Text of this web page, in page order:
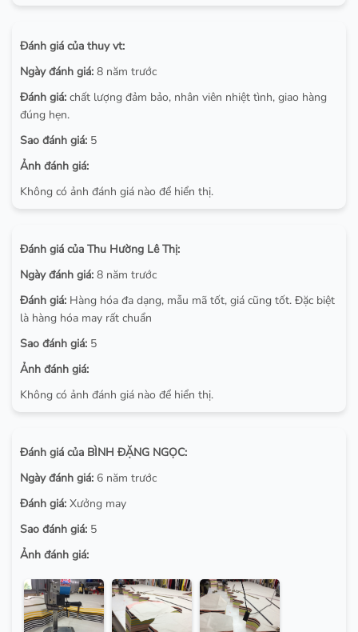
Đánh giá của thuy vt:
Ngày đánh giá: 8 năm trước
Đánh giá: chất lượng đảm bảo, nhân viên nhiệt tình, giao hàng
đúng hẹn.
Sao đánh giá: 5
Ảnh đánh giá:
Không có ảnh đánh giá nào để hiển thị.
Đánh giá của Thu Hường Lê Thị:
Ngày đánh giá: 8 năm trước
Đánh giá: Hàng hóa đa dạng, mẫu mã tốt, giá cũng tốt. Đặc biệt
là hàng hóa may rất chuẩn
Sao đánh giá: 5
Ảnh đánh giá:
Không có ảnh đánh giá nào để hiển thị.
Đánh giá của BÌNH ĐẶNG NGỌC:
Ngày đánh giá: 6 năm trước
Đánh giá: Xưởng may
Sao đánh giá: 5
Ảnh đánh giá: